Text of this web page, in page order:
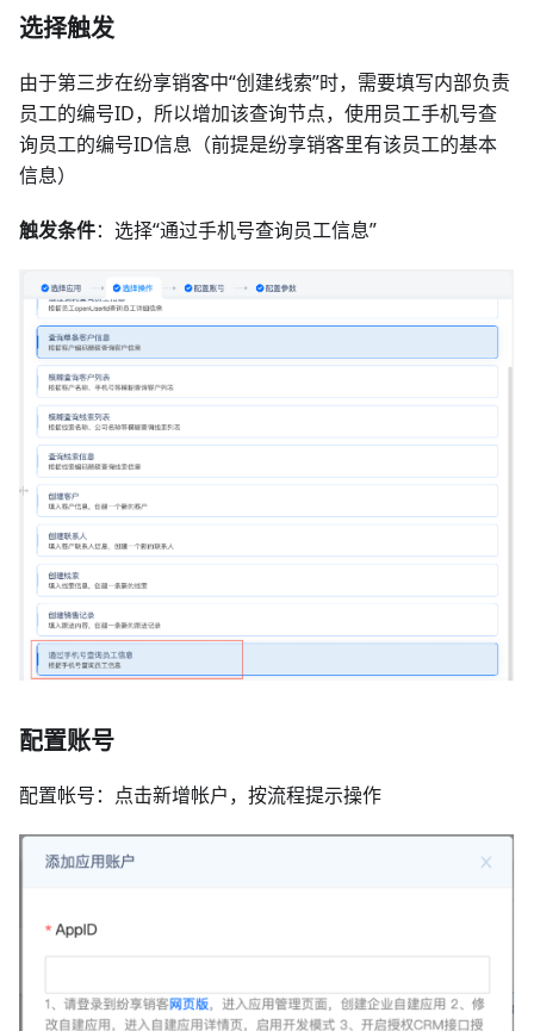
选择触发
由于第三步在纷享销客中“创建线索”时，需要填写内部负责
员工的编号ID，所以增加该查询节点，使用员工手机号查
询员工的编号ID信息（前提是纷享销客里有该员工的基本
信息）
触发条件：选择“通过手机号查询员工信息”
配置账号
配置帐号：点击新增帐户，按流程提示操作